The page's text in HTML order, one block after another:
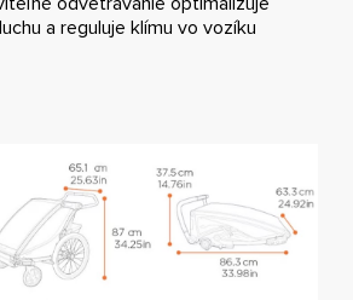
a reguluje klímu vo vozíku